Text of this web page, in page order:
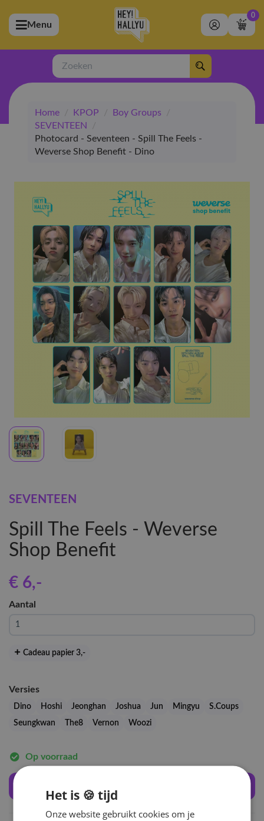
(Artiesten)
(Merchandise)
(Exclusive)
(Winkel)
Menu
0
Zoeken
Home / KPOP / Boy Groups
/
SEVENTEEN
/
Photocard - Seventeen - Spill The Feels -
Weverse Shop Benefit - Dino
SEVENTEEN
Spill The Feels - Weverse
Shop Benefit
€ 6,-
Aantal
Cadeau papier 3,-
Versies
Dino Hoshi Jeonghan Joshua Jun Mingyu
S.Coups
Seungkwan
The8 Vernon Woozi
Op voorraad
Het is 🍪 tijd
Onze website gebruikt cookies om je